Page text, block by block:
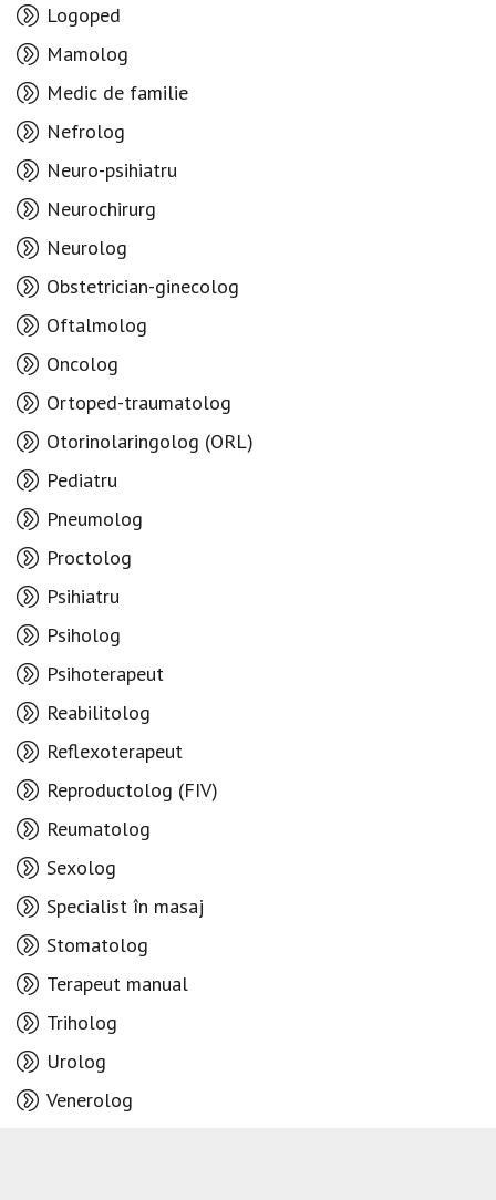
Logoped
Mamolog
Medic de familie
Nefrolog
Neuro-psihiatru
Neurochirurg
Neurolog
Obstetrician-ginecolog
Oftalmolog
Oncolog
Ortoped-traumatolog
Otorinolaringolog (ORL)
Pediatru
Pneumolog
Proctolog
Psihiatru
Psiholog
Psihoterapeut
Reabilitolog
Reflexoterapeut
Reproductolog (FIV)
Reumatolog
Sexolog
Specialist în masaj
Stomatolog
Terapeut manual
Triholog
Urolog
Venerolog